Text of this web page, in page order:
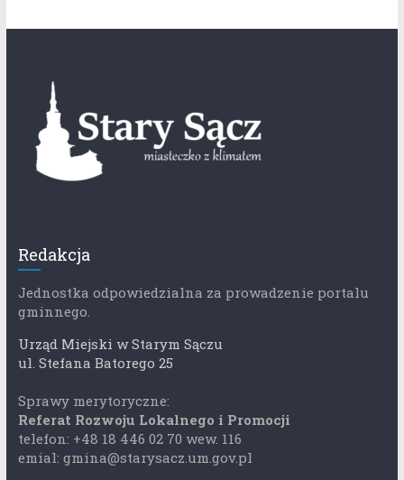
Redakcja
Jednostka odpowiedzialna za prowadzenie portalu
gminnego.
Urząd Miejski w Starym Sączu
ul. Stefana Batorego 25
Sprawy merytoryczne:
Referat Rozwoju Lokalnego i Promocji
telefon: +48 18 446 02 70 wew. 116
emial: gmina@starysacz.um.gov.pl